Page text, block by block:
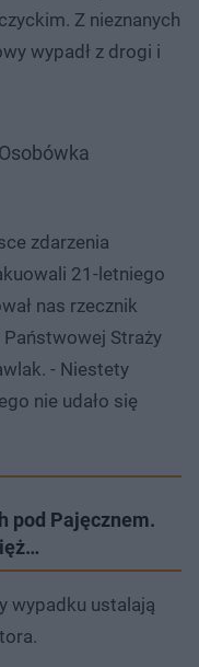
Z nieznanych
wypadł z drogi i
zdarzenia
21-letniego
nas rzecznik
Straży
- Niestety
nie udało się
pod Pajęcznem.
wypadku ustalają